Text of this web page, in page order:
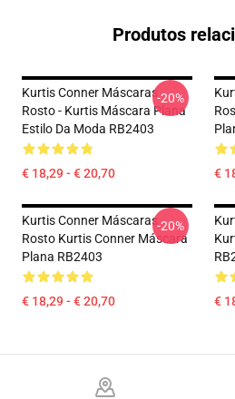
Produtos
Kurtis Conner Máscaras
Rosto - Kurtis Máscara Plana
Estilo Da Moda RB2403
€ 18,29 - € 20,70
-20%
€
Kurtis Conner Máscaras
Rosto Kurtis Conner Máscara
Plana RB2403
€ 18,29 - € 20,70
-20%
€